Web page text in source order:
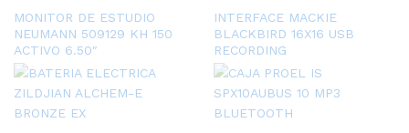
MONITOR DE ESTUDIO
NEUMANN 509129 KH 150
ACTIVO 6.50″
INTERFACE MACKIE
BLACKBIRD 16X16 USB
RECORDING